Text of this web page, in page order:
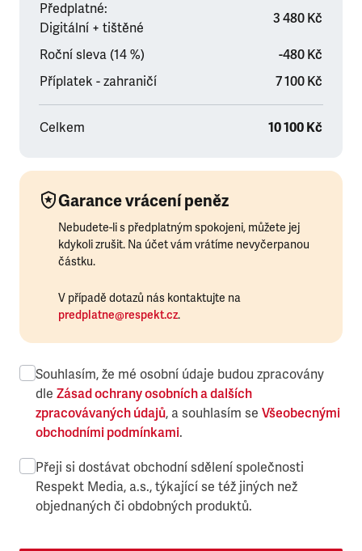
Předplatné:
Digitální + tištěné
3 480 Kč
Roční sleva (14 %)
-480 Kč
Příplatek - zahraničí
7 100 Kč
Celkem 10 100 Kč
Garance vrácení peněz
Nebudete-li s předplatným spokojeni, můžete jej
kdykoli zrušit. Na účet vám vrátíme nevyčerpanou
částku.
V případě dotazů nás kontaktujte na
predplatne@respekt.cz.
Souhlasím, že mé osobní údaje budou zpracovány
dle Zásad ochrany osobních a dalších
zpracovávaných údajů, a souhlasím se Všeobecnými
obchodními podmínkami.
Přeji si dostávat obchodní sdělení společnosti
Respekt Media, a.s., týkající se též jiných než
objednaných či obdobných produktů.